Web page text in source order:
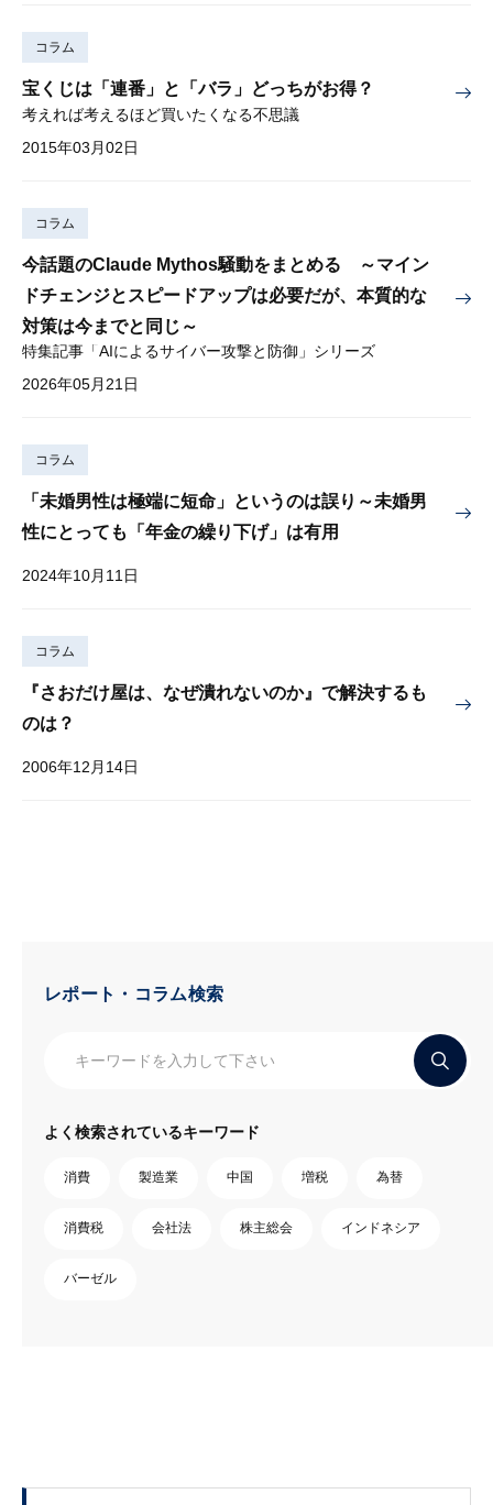
コラム
宝くじは「連番」と「バラ」どっちがお得？
考えれば考えるほど買いたくなる不思議
2015年03月02日
コラム
今話題のClaude Mythos騒動をまとめる ～マイン
ドチェンジとスピードアップは必要だが、本質的な
対策は今までと同じ～
特集記事「AIによるサイバー攻撃と防御」シリーズ
2026年05月21日
コラム
「未婚男性は極端に短命」というのは誤り～未婚男
性にとっても「年金の繰り下げ」は有用
2024年10月11日
コラム
『さおだけ屋は、なぜ潰れないのか』で解決するも
のは？
2006年12月14日
レポート・コラム検索
よく検索されているキーワード
消費 製造業 中国 増税 為替
消費税 会社法 株主総会 インドネシア
バーゼル